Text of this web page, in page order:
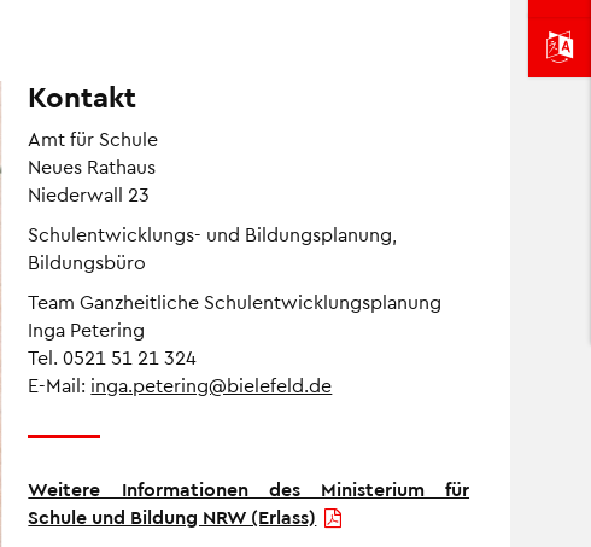
Kontakt
Amt für Schule
Neues Rathaus
Niederwall 23
Schulentwicklungs- und Bildungsplanung,
Bildungsbüro
Team Ganzheitliche Schulentwicklungsplanung
Inga Petering
Tel. 0521 51 21 324
E-Mail: inga.petering@bielefeld.de
Weitere Informationen des Ministerium für
Schule und Bildung NRW (Erlass)